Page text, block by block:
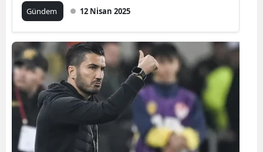
Gündem 12 Nisan 2025